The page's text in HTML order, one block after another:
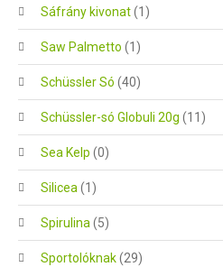
Sáfrány kivonat(1)
Saw Palmetto (1)
Schüssler Só (40)
Schüssler-só Globuli 20g (11)
Sea Kelp (0)
Silicea(1)
Spirulina(5)
Sportolóknak(29)